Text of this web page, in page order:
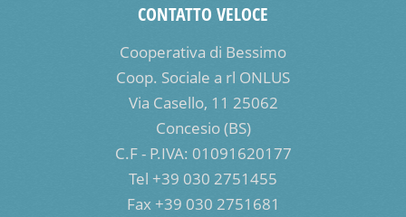
CONTATTO VELOCE
Cooperativa di Bessimo
Coop. Sociale a rl ONLUS
Via Casello, 11 25062
Concesio (BS)
C.F - P.IVA: 01091620177
Tel +39 030 2751455
Fax +39 030 2751681